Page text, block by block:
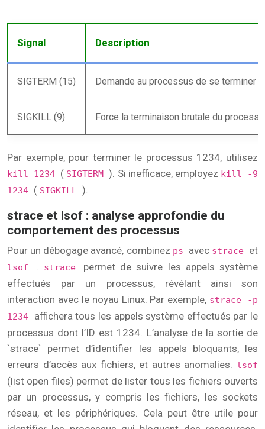
Signal Description
SIGTERM (15) Demande au processus de se terminer
SIGKILL (9) Force la terminaison brutale du
Par exemple, pour terminer le processus 1234, utilisez
kill 1234 ( SIGTERM ). Si inefficace, employez kill -9
1234 ( SIGKILL ).
strace et lsof : analyse approfondie du
comportement des processus
Pour un débogage avancé, combinez ps avec strace et
lsof . strace permet de suivre les appels système
effectués par un processus, révélant ainsi son
interaction avec le noyau Linux. Par exemple, strace -p
1234 affichera tous les appels système effectués par le
processus dont l’ID est 1234. L’analyse de la sortie de
`strace` permet d’identifier les appels bloquants, les
erreurs d’accès aux fichiers, et autres anomalies. lsof
(list open files) permet de lister tous les fichiers ouverts
par un processus, y compris les fichiers, les sockets
réseau, et les périphériques. Cela peut être utile pour